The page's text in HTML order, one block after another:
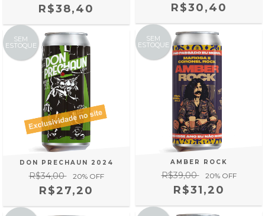
R$38,40 R$30,40
SEM
ESTOQUE
DON PRECHAUN 2024
R$34,00 20% OFF
R$27,20
SEM
ESTOQUE
AMBER ROCK
R$39,00 20% OFF
R$31,20